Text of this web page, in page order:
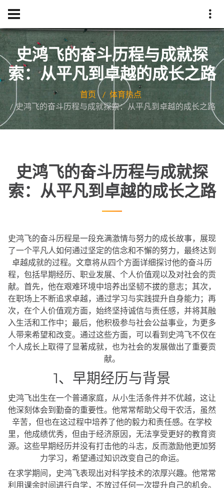
史鸿飞的奋斗历程与成就探
索：从平凡到卓越的成长之路
首页
体育热点
史鸿飞的奋斗历程与成就探索：从平凡到卓越的成长之路
史鸿飞的奋斗历程与成就探
索：从平凡到卓越的成长之路
史鸿飞的奋斗历程是一段充满激情与努力的成长故事，展现
了一个平凡人如何通过坚定的信念和不懈的努力，最终达到
卓越成就的过程。文章将从四个方面详细探讨他的奋斗历
程，包括早期经历、职业发展、个人价值观以及对社会的贡
献。首先，他在艰难环境中培养出坚韧不拔的意志；其次，
在职场上不断追求卓越，通过学习与实践提升自身能力；再
次，在个人价值观方面，始终坚持诚信与责任感，并将其融
入生活和工作中；最后，他积极参与社会公益事业，为更多
人带来希望和改变。通过这些方面，可以看到史鸿飞不仅在
个人成长上取得了显著成就，也为社会的发展做出了重要贡
献。
1、早期经历与背景
史鸿飞出生在一个普通家庭，从小生活条件并不优越，这让
他深刻体会到勤奋的重要性。他常常帮助父母干农活，虽然
辛苦，但也在这过程中培养了他的毅力和责任感。在学校
里，他成绩优秀，但由于经济原因，无法享受更好的教育资
源。这些早期经历并没有打击他的斗志，反而激励他更加努
力学习，希望通过知识改变自己的命运。
在求学期间，史鸿飞表现出对科学技术的浓厚兴趣。他常常
利用课余时间进行自学，不放过任何一次提升自己的机会。